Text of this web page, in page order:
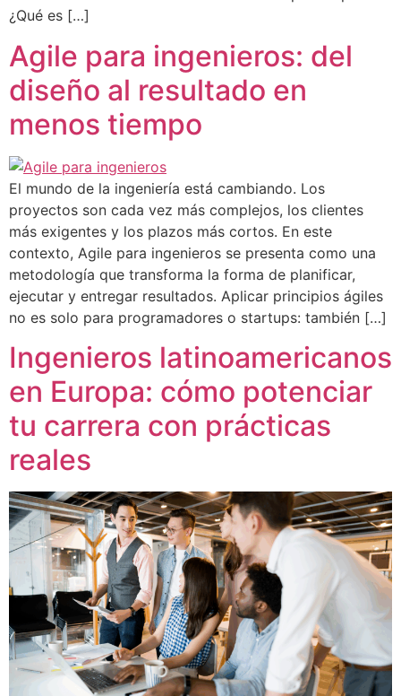
¿Qué es […]
Agile para ingenieros: del
diseño al resultado en
menos tiempo
El mundo de la ingeniería está cambiando. Los
proyectos son cada vez más complejos, los clientes
más exigentes y los plazos más cortos. En este
contexto, Agile para ingenieros se presenta como una
metodología que transforma la forma de planificar,
ejecutar y entregar resultados. Aplicar principios ágiles
no es solo para programadores o startups: también […]
Ingenieros latinoamericanos
en Europa: cómo potenciar
tu carrera con prácticas
reales